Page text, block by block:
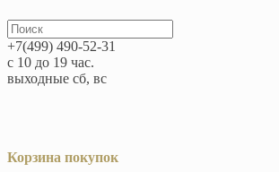
+7(499) 490-52-31
с 10 до 19 час.
выходные сб, вс
Корзина покупок